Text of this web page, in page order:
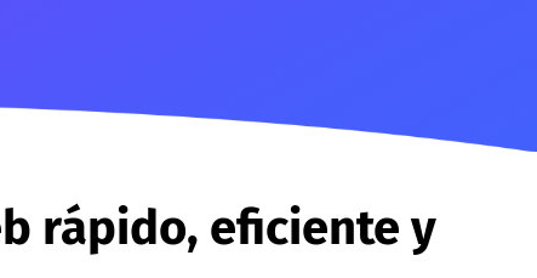
rápido, eficiente y